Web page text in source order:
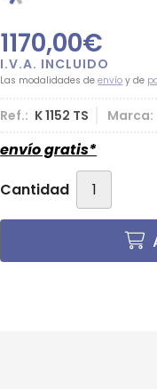
1170,00€
Las modalidades deenvío y de
Ref.: K 1152 TS Marca:
envío gratis*
Cantidad